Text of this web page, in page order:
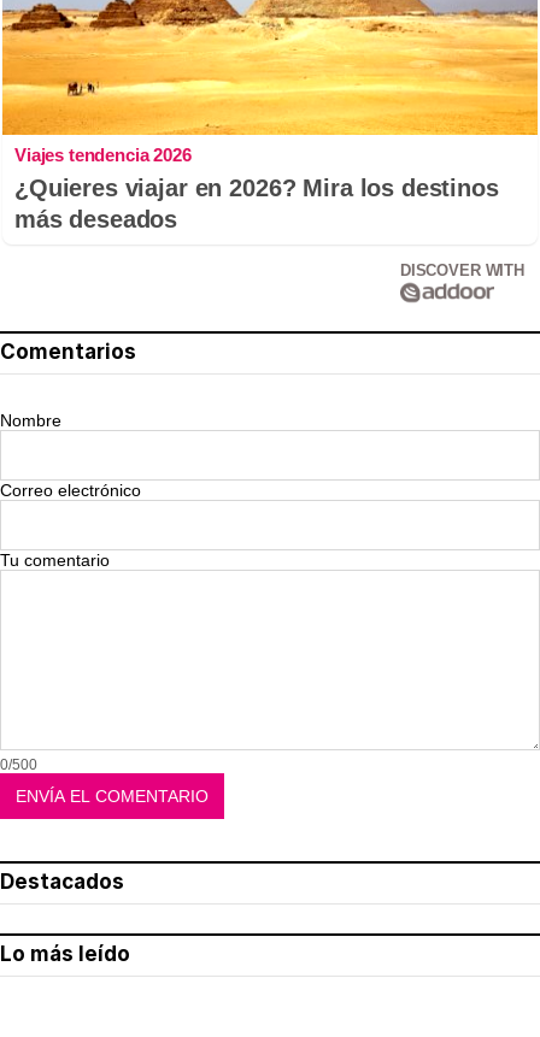
Viajes tendencia 2026
¿Quieres viajar en 2026? Mira los destinos
más deseados
DISCOVER WITH
Comentarios
Nombre
Correo electrónico
Tu comentario
0/500
Destacados
Lo más leído